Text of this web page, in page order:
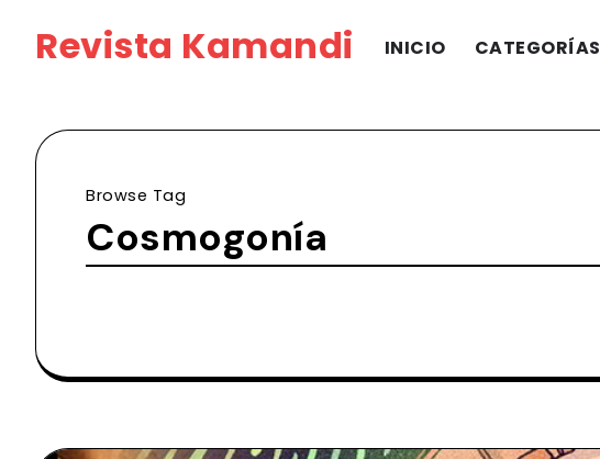
Revista Kamandi INICIO CATEGORÍAS
Browse Tag
Cosmogonía